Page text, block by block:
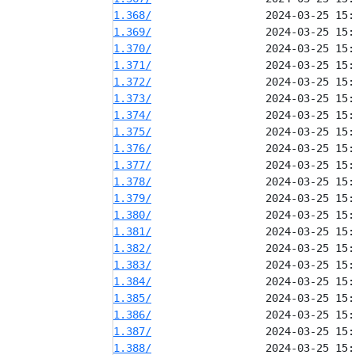
1.368/
1.369/
1.370/
1.371/
1.372/
1.373/
1.374/
1.375/
1.376/
1.377/
1.378/
1.379/
1.380/
1.381/
1.382/
1.383/
1.384/
1.385/
1.386/
1.387/
1.388/